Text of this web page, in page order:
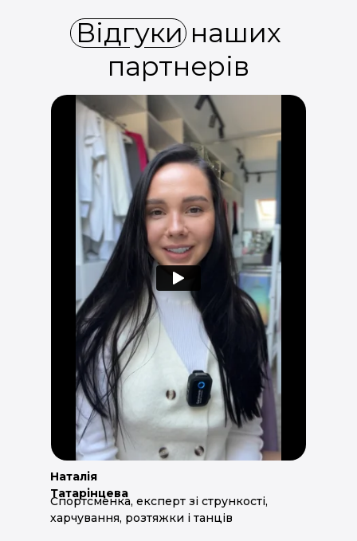
Наталія
Татарінцева
Спортсменка, експерт зі стрункості,
харчування, розтяжки і танців
Відгуки наших
партнерів